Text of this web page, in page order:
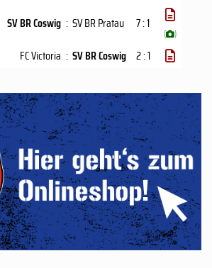
SV BR Coswig : SV BR Pratau 7 : 1
( )
FC Victoria : SV BR Coswig 2 : 1